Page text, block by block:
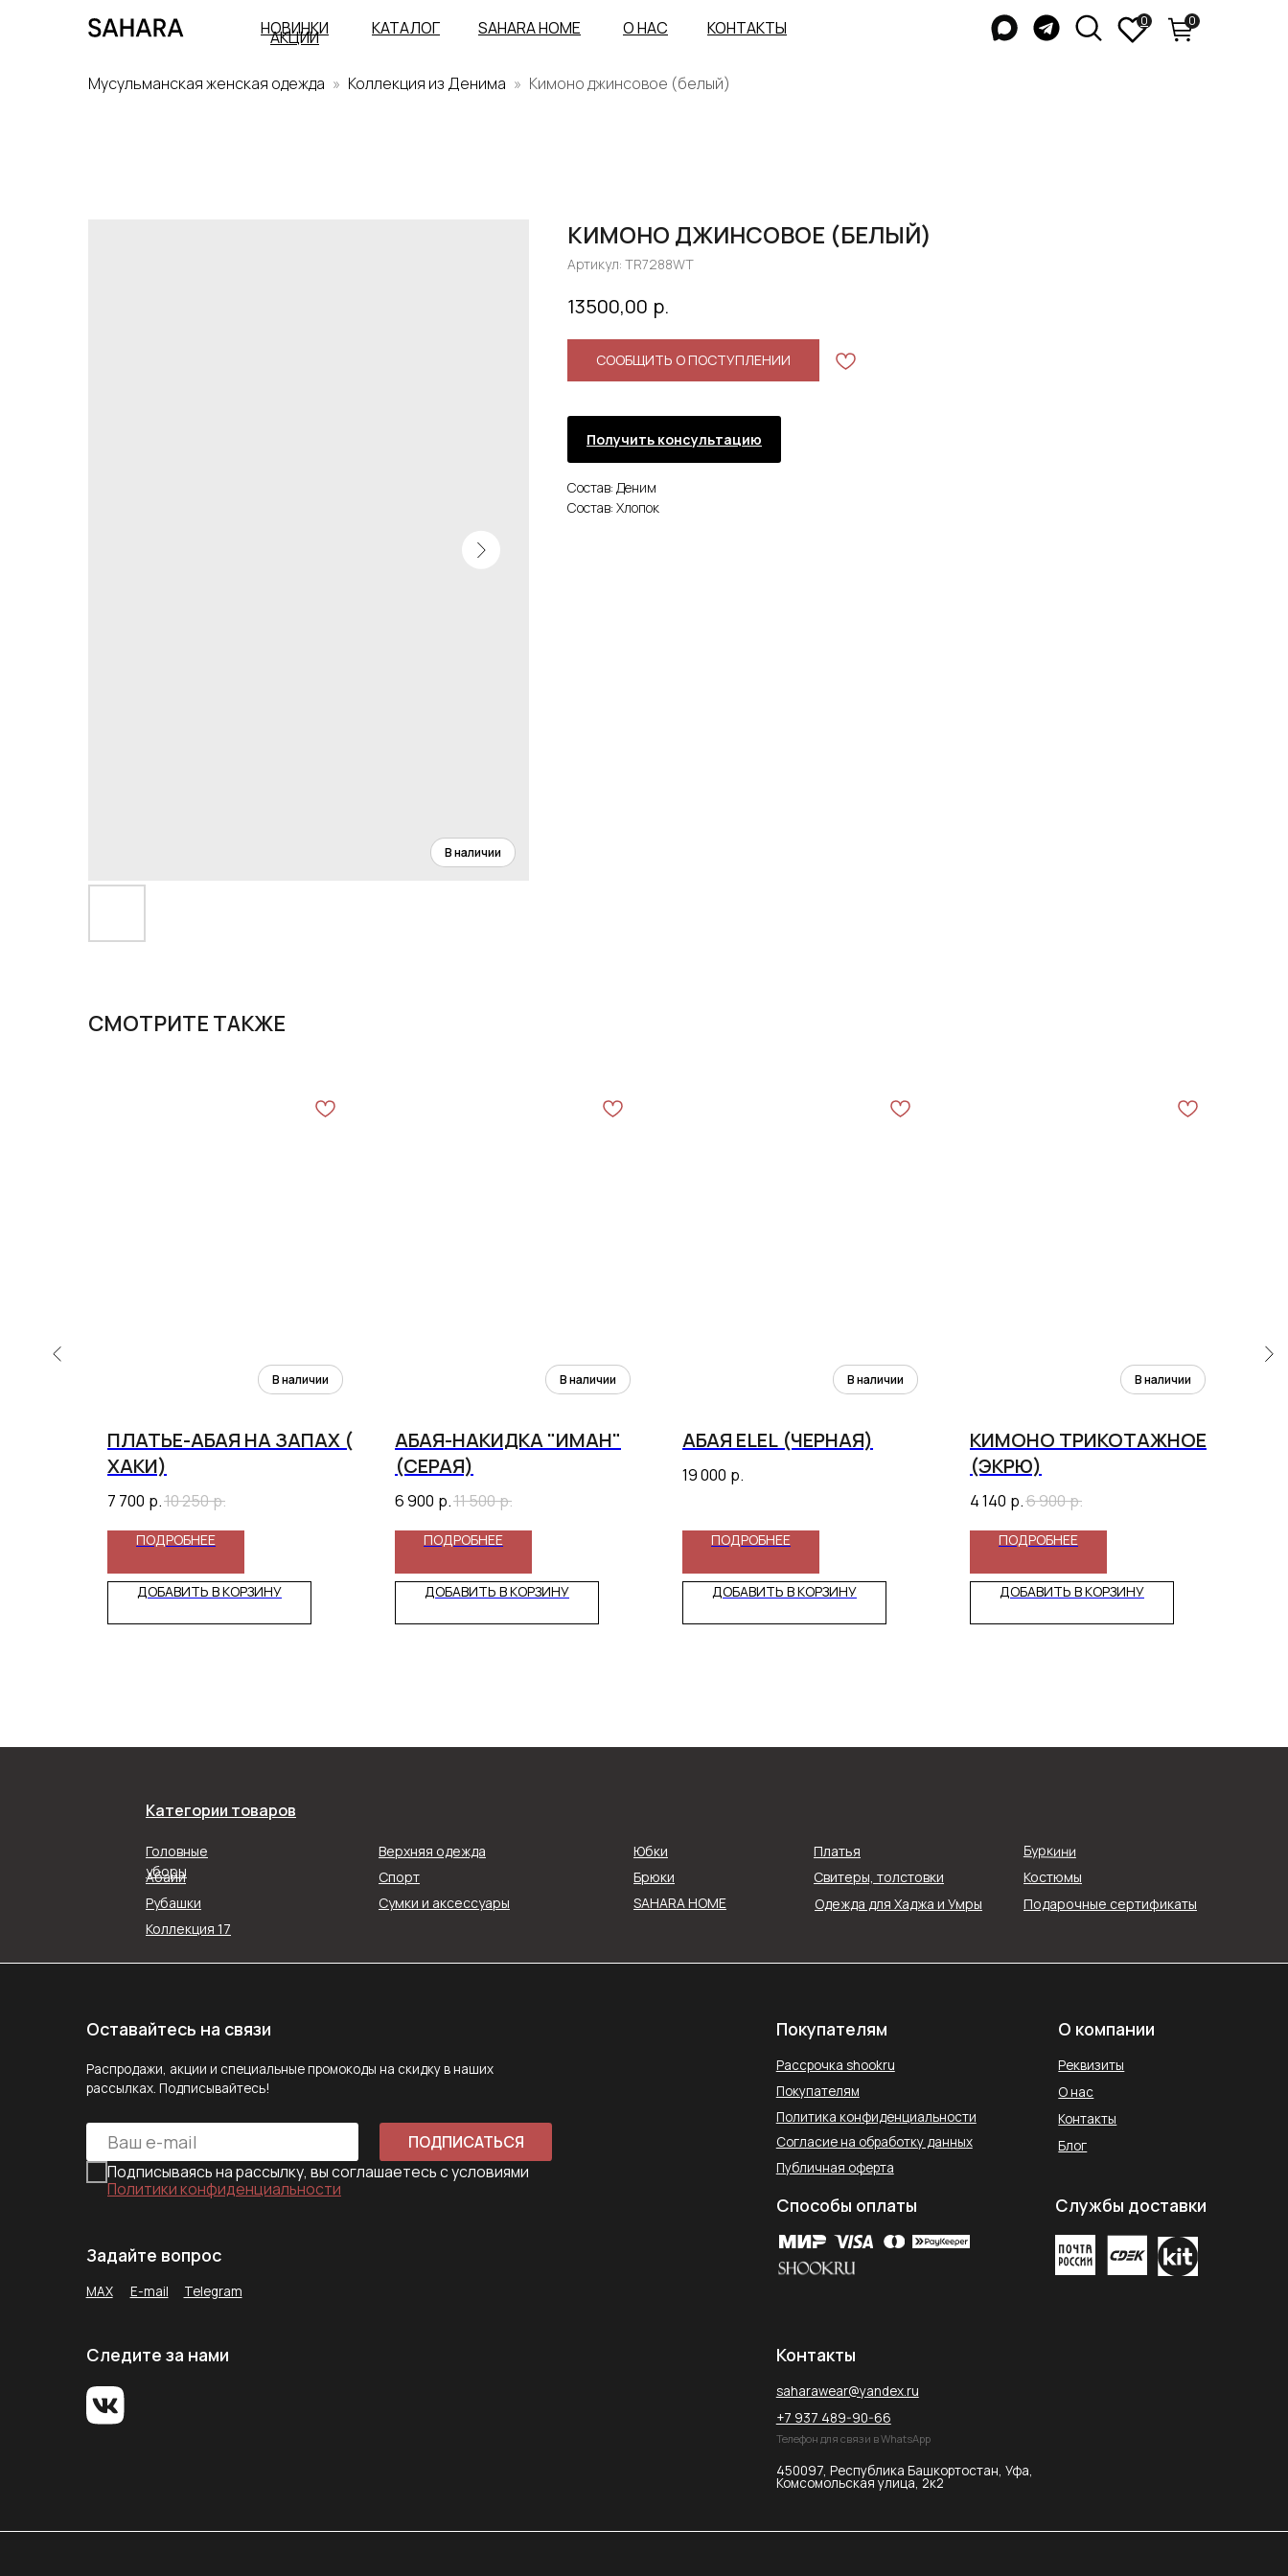
КАТАЛОГ
НОВИНКИ
АКЦИИ КОНТАКТЫ
О НАС
SAHARA HOME 0
0
Мусульманская женская одежда Коллекция из Денима Кимоно джинсовое (белый)
КИМОНО ДЖИНСОВОЕ (БЕЛЫЙ)
Артикул: TR7288WT
13500,00 р.
СООБЩИТЬ О ПОСТУПЛЕНИИ
Получить консультацию
Состав: Деним
Состав: Хлопок
СМОТРИТЕ ТАКЖЕ
ПЛАТЬЕ-АБАЯ НА ЗАПАХ (
ХАКИ)
7 700 р.10 250р.
ПОДРОБНЕЕ
ДОБАВИТЬ В КОРЗИНУ
АБАЯ-НАКИДКА "ИМАН"
(СЕРАЯ)
6 900 р.11 500р.
ПОДРОБНЕЕ
ДОБАВИТЬ В КОРЗИНУ
АБАЯ ELEL (ЧЕРНАЯ)
19 000 р.
ПОДРОБНЕЕ
ДОБАВИТЬ В КОРЗИНУ
КИМОНО ТРИКОТАЖНОЕ
(ЭКРЮ)
4 140 р.6 900р.
ПОДРОБНЕЕ
ДОБАВИТЬ В КОРЗИНУ
Категории товаров
Головные
уборы
Абайи
Рубашки
Коллекция 17
Спорт
Верхняя одежда
Сумки и аксессуары
Юбки
Брюки
SAHARA HOME
Платья
Свитеры, толстовки
Буркини
Костюмы
Подарочные сертификаты
Одежда для Хаджа и Умры
Оставайтесь на связи
Распродажи, акции и специальные промокоды на скидку в наших
рассылках. Подписывайтесь!
Подписываясь на рассылку, вы соглашаетесь с условиями
ПОДПИСАТЬСЯ
Политика конфиденциальности
Согласие на обработку данных
Блог
450097, Республика Башкортостан, Уфа,
Комсомольская улица, 2к2
Телефон для связи в WhatsApp
+7 937 489-90-66
saharawear@yandex.ru
Службы доставки
Способы оплаты
Следите за нами